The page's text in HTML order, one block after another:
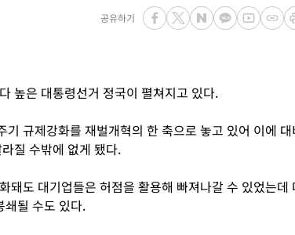
공유하기
높은 대통령선거 정국이 펼쳐지고 있다.
기 규제강화를 재벌개혁의 한 축으로 놓고 있어 이에 대
질 수밖에 없게 됐다.
돼도 대기업들은 허점을 활용해 빠져나갈 수 있었는데
쇄될 수도 있다.